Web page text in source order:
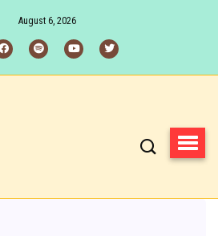
August 6, 2026